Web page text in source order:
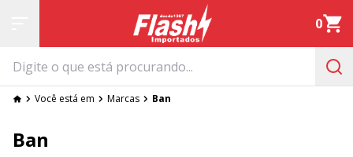
0
Você está em Marcas Ban
Ban